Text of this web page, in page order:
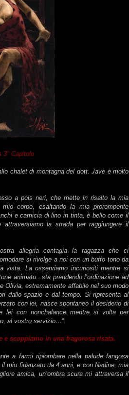
3° Capitolo
chalet di montagna del dott. Javè è molto
a pois neri, che mette in risalto la mia
corpo, esaltando la mia prorompente
e camicia di lino in tinta, è bello come il
la strada per raggiungere il
allegria contagia la ragazza che ci
si rivolge a noi con un buffo tono da
vista. La osserviamo incuriositi mentre si
animato...sta prendendo l’ordinazione ad
Olivia, estremamente affabile nel suo modo
dallo spazio e dal tempo. Si ripresenta al
con lei, nasce spontaneo il desiderio di
lei con nonchalance mentre si volta per
al vostro servizio…”.
scoppiamo in una fragorosa risata.
a farmi ripiombare nella palude fangosa
mio fidanzato da 4 anni, e con Nadine, mia
amica, un’ombra scura mi attraversa il